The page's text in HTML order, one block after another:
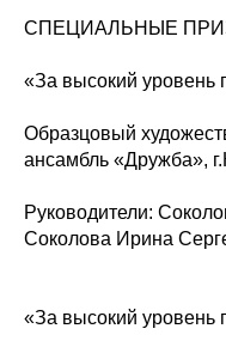
СПЕЦИАЛЬНЫЕ
«За высокий уровень
Образцовый
ансамбль «Дружба»,
Руководители:
Соколова Ирина
«За высокий уровень